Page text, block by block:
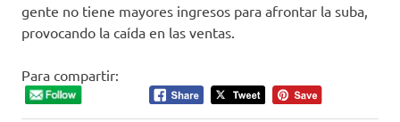
gente no tiene mayores ingresos para afrontar la suba,
provocando la caída en las ventas.
Para compartir: